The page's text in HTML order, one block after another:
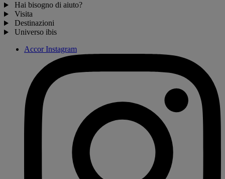
Hai bisogno di aiuto?
Visita
Destinazioni
Universo ibis
Accor Instagram